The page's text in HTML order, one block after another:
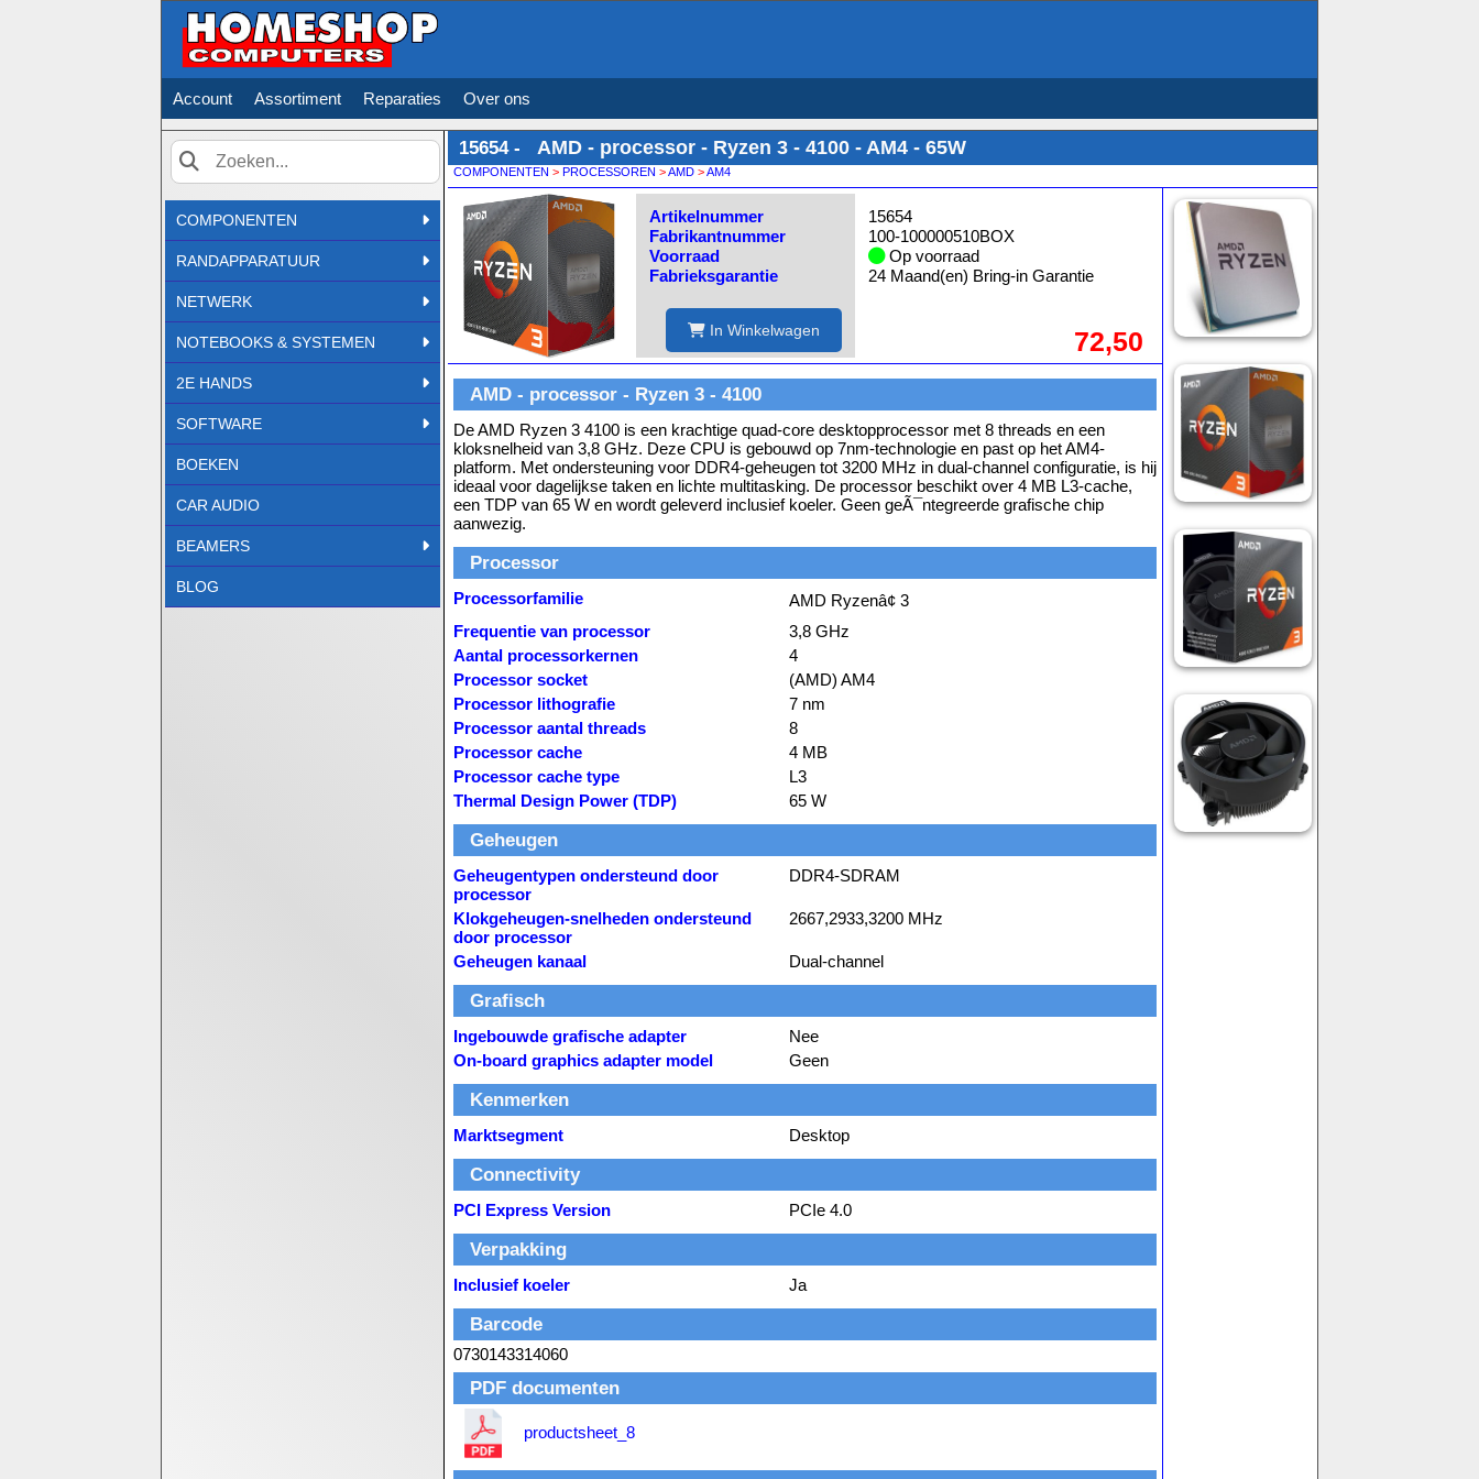
Account Assortiment Reparaties Over ons
Zoek
COMPONENTEN
RANDAPPARATUUR
NETWERK
NOTEBOOKS & SYSTEMEN
2E HANDS
SOFTWARE
BOEKEN
CAR AUDIO
BEAMERS
BLOG
15654 - AMD - processor - Ryzen 3 - 4100 - AM4 - 65W
COMPONENTEN > PROCESSOREN >AMD >AM4
Artikelnummer
Fabrikantnummer
Voorraad
Fabrieksgarantie
In Winkelwagen
15654
100-100000510BOX
Op voorraad
24 Maand(en) Bring-in Garantie
72,50
AMD - processor - Ryzen 3 - 4100
De AMD Ryzen 3 4100 is een krachtige quad-core desktopprocessor met 8 threads en een
kloksnelheid van 3,8 GHz. Deze CPU is gebouwd op 7nm-technologie en past op het AM4-
platform. Met ondersteuning voor DDR4-geheugen tot 3200 MHz in dual-channel configuratie, is hij
ideaal voor dagelijkse taken en lichte multitasking. De processor beschikt over 4 MB L3-cache,
een TDP van 65 W en wordt geleverd inclusief koeler. Geen geÃ¯ntegreerde grafische chip
aanwezig.
Processor
Processorfamilie
AMD Ryzenâ¢ 3
Frequentie van processor
3,8 GHz
Aantal processorkernen
4
Processor socket
(AMD) AM4
Processor lithografie
7 nm
Processor aantal threads
8
Processor cache
4 MB
Processor cache type
L3
Thermal Design Power (TDP)
65 W
Geheugen
Geheugentypen ondersteund door
processor
DDR4-SDRAM
Klokgeheugen-snelheden ondersteund
door processor
2667,2933,3200 MHz
Geheugen kanaal Dual-channel
Grafisch
Ingebouwde grafische adapter
Nee
On-board graphics adapter model
Geen
Kenmerken
Marktsegment Desktop
Connectivity
PCI Express Version PCIe 4.0
Verpakking
Inclusief koeler Ja
Barcode
0730143314060
PDF documenten
productsheet_8